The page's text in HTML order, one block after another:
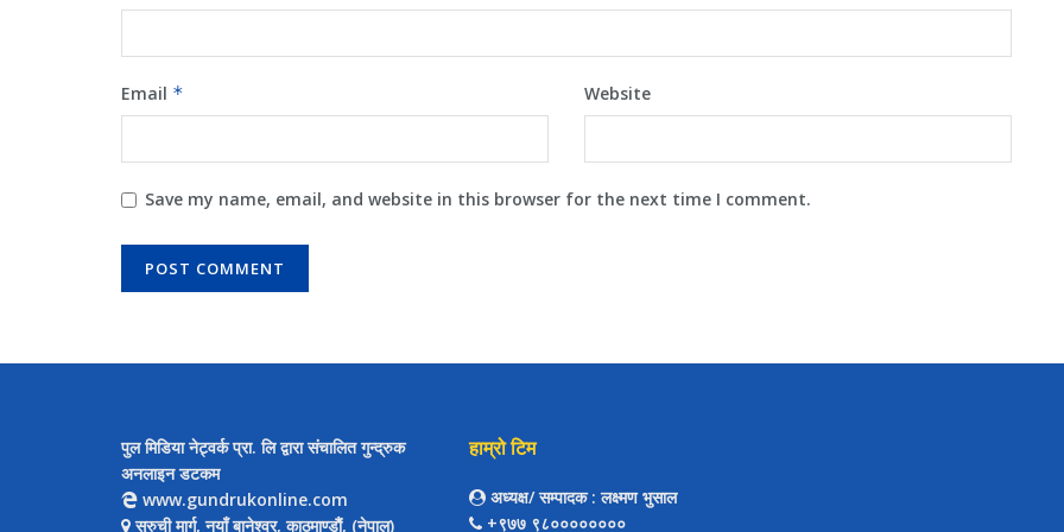
Email * Website
Save my name, email, and website in this browser for the next time I comment.
पुल मिडिया नेट्वर्क प्रा. लि द्वारा संचालित गुन्द्रुक
अनलाइन डटकम
www.gundrukonline.com
सुरुची मार्ग, नयाँ बानेश्वर, काठमाण्डौैं, (नेपाल)
हाम्रो टिम
अध्यक्ष/ सम्पादक: लक्ष्मण भुसाल
+९७७ ९८००००००००